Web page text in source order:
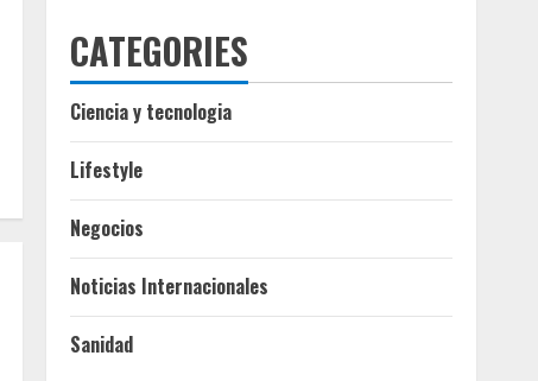
CATEGORIES
Ciencia y tecnologia
Lifestyle
Negocios
Noticias Internacionales
Sanidad